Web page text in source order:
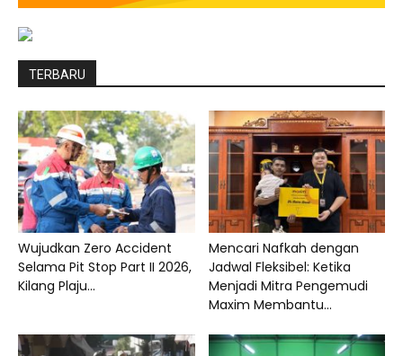
TERBARU
Wujudkan Zero Accident
Selama Pit Stop Part II 2026,
Kilang Plaju...
Mencari Nafkah dengan
Jadwal Fleksibel: Ketika
Menjadi Mitra Pengemudi
Maxim Membantu...